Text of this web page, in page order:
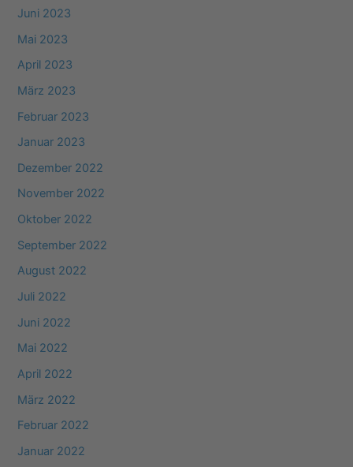
Juni 2023
Mai 2023
April 2023
März 2023
Februar 2023
Januar 2023
Dezember 2022
November 2022
Oktober 2022
September 2022
August 2022
Juli 2022
Juni 2022
Mai 2022
April 2022
März 2022
Februar 2022
Januar 2022